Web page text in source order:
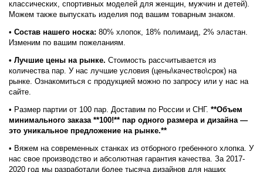
классических, спортивных моделей для женщин, мужчин и детей).
Можем также выпускать изделия под вашим товарным знаком.
•Состав нашего носка: 80% хлопок, 18% полимаид, 2% эластан.
Изменим по вашим пожеланиям.
• Лучшие цены на рынке. Стоимость рассчитывается из
количества пар. У нас лучшие условия (цены\качество\срок) на
рынке. Ознакомиться с продукцией можно по запросу или у нас на
сайте.
• Размер партии от 100 пар. Доставим по России и СНГ.**Объем
минимального заказа **100!** пар одного размера и дизайна —
это уникальное предложение на рынке.**
• Вяжем на современных станках из отборного гребенного хлопка. У
нас свое производство и абсолютная гарантия качества. За 2017-
2020 год мы разработали более тысяча дизайнов для наших